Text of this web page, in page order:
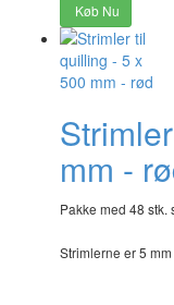
Køb Nu
mm -
Pakke med 48 stk.
Strimlerne er 5